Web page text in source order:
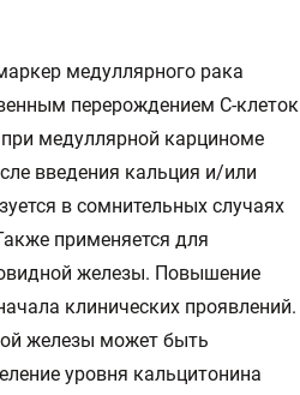
медуллярного рака
перерождением С-клеток
медуллярной карциноме
введения кальция и/или
в сомнительных случаях
применяется для
железы. Повышение
клинических проявлений.
железы может быть
уровня кальцитонина